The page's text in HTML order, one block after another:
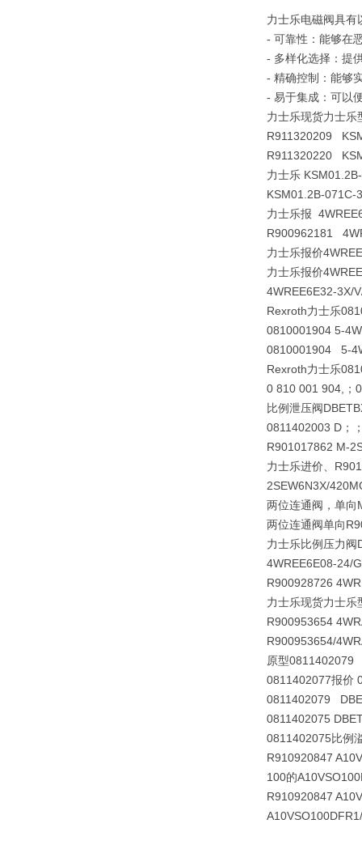
力士乐电磁阀具有
- 可靠性：能够在
- 多样化选择：提
- 精确控制：能够
- 易于集成：可以
力士乐现货力士
R911320209
R911320220
力士乐
KSM01.2B-071C-
力士乐报
R900962181
力士乐报价
力士乐报价
4WREE6E32-3X/
Rexroth力士乐
0810001904 5-
0810001904 5-
Rexroth力士乐
0 810 001 904,；
比例泄压阀
0811402003 D；
R901017862 M-
力士乐进价、
2SEW6N3X/
两位连通阀，单向
两位连通阀单向
力士乐比例压力阀
4WREE6E08-24/
R900928726
力士乐现货力士
R900953654
R900953654/
原型0811402079
0811402077报价
0811402079
0811402075
0811402075比例
R910920847
100的
R910920847